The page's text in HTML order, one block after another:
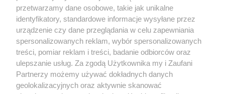
Reklama Kontakt Regulamin
Dystrybucja
Regulamin prenumeraty
Polityka Prywatności
Zapisz się do newslettera
Dołącz do grona ludzi najlepiej poinformowanych!
Zapisz się »
przetwarzamy dane osobowe, takie jak unikalne
identyfikatory, standardowe informacje wysyłane przez
urządzenie czy dane przeglądania w celu zapewniania
spersonalizowanych reklam, wybór spersonalizowanych
treści, pomiar reklam i treści, badanie odbiorców oraz
ulepszanie usług. Za zgodą Użytkownika my i Zaufani
Partnerzy możemy używać dokładnych danych
geolokalizacyjnych oraz aktywnie skanować